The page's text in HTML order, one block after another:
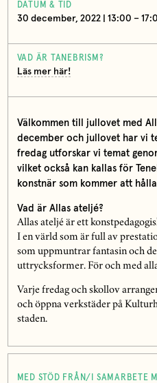
DATUM & TID
30 december, 2022 | 13:00 –
VAD ÄR TANEBRISM?
Läs mer här!
Välkommen till jullovet med
december och jullovet har vi
fredag utforskar vi temat
vilket också kan kallas för
konstnär som kommer att
Vad är Allas ateljé?
Allas ateljé är ett
I en värld som är full av
som uppmuntrar fantasin och
uttrycksformer. För och med
Varje fredag och skollov
och öppna verkstäder på
staden.
MED STÖD FRÅN/I SAMARBETE